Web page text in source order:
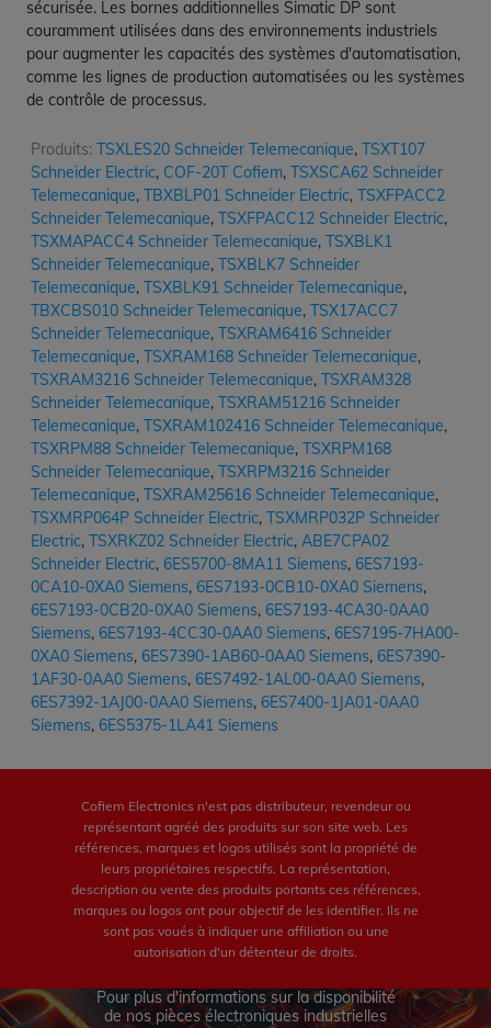
sécurisée. Les bornes additionnelles Simatic DP sont
couramment utilisées dans des environnements industriels
pour augmenter les capacités des systèmes d'automatisation,
comme les lignes de production automatisées ou les systèmes
de contrôle de processus.
Produits: TSXLES20 Schneider Telemecanique, TSXT107
Schneider Electric, COF-20T Cofiem, TSXSCA62 Schneider
Telemecanique, TBXBLP01 Schneider Electric, TSXFPACC2
Schneider Telemecanique, TSXFPACC12 Schneider Electric,
TSXMAPACC4 Schneider Telemecanique, TSXBLK1
Schneider Telemecanique, TSXBLK7 Schneider
Telemecanique, TSXBLK91 Schneider Telemecanique,
TBXCBS010 Schneider Telemecanique, TSX17ACC7
Schneider Telemecanique, TSXRAM6416 Schneider
Telemecanique, TSXRAM168 Schneider Telemecanique,
TSXRAM3216 Schneider Telemecanique, TSXRAM328
Schneider Telemecanique, TSXRAM51216 Schneider
Telemecanique, TSXRAM102416 Schneider Telemecanique,
TSXRPM88 Schneider Telemecanique, TSXRPM168
Schneider Telemecanique, TSXRPM3216 Schneider
Telemecanique, TSXRAM25616 Schneider Telemecanique,
TSXMRP064P Schneider Electric, TSXMRP032P Schneider
Electric, TSXRKZ02 Schneider Electric, ABE7CPA02
Schneider Electric, 6ES5700-8MA11 Siemens, 6ES7193-
0CA10-0XA0 Siemens, 6ES7193-0CB10-0XA0 Siemens,
6ES7193-0CB20-0XA0 Siemens, 6ES7193-4CA30-0AA0
Siemens, 6ES7193-4CC30-0AA0 Siemens, 6ES7195-7HA00-
0XA0 Siemens, 6ES7390-1AB60-0AA0 Siemens, 6ES7390-
1AF30-0AA0 Siemens, 6ES7492-1AL00-0AA0 Siemens,
6ES7392-1AJ00-0AA0 Siemens, 6ES7400-1JA01-0AA0
Siemens, 6ES5375-1LA41 Siemens
Cofiem Electronics n'est pas distributeur, revendeur ou
représentant agréé des produits sur son site web. Les
références, marques et logos utilisés sont la propriété de
leurs propriétaires respectifs. La représentation,
description ou vente des produits portants ces références,
marques ou logos ont pour objectif de les identifier. Ils ne
sont pas voués à indiquer une affiliation ou une
autorisation d'un détenteur de droits.
Pour plus d'informations sur la disponibilité
de nos pièces électroniques industrielles